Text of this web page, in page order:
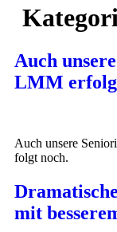
Auch
LMM
Auch unsere
folgt noch.
mit